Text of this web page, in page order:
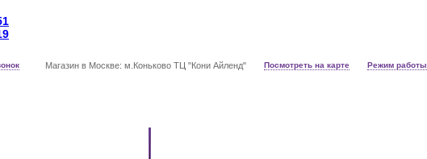
Магазин в Москве: м.Коньково ТЦ "Кони Айленд" Посмотреть на карте Режим работы